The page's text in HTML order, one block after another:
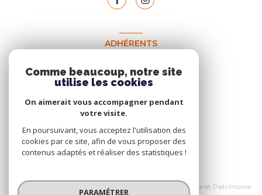
ADHÉRENTS
Nous adhérons
Données personnelles Home et Patrimoine
Comme beaucoup, notre site
utilise les cookies
On aimerait vous accompagner pendant
votre visite.
En poursuivant, vous acceptez l'utilisation des
cookies par ce site, afin de vous proposer des
contenus adaptés et réaliser des statistiques !
PARAMÉTRER